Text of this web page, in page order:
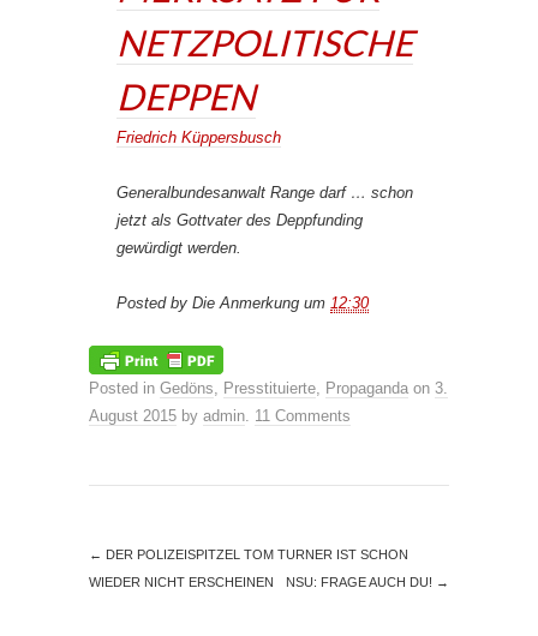
NETZPOLITISCHE
DEPPEN
Friedrich Küppersbusch
Generalbundesanwalt Range darf … schon
jetzt als Gottvater des Deppfunding
gewürdigt werden.
Posted by Die Anmerkung um 12:30
Posted in Gedöns Presstituierte Propaganda on 3.
August 2015 by admin 11 Comments
← DER POLIZEISPITZEL TOM TURNER IST SCHON
WIEDER NICHT ERSCHEINEN
NSU: FRAGE AUCH DU! →